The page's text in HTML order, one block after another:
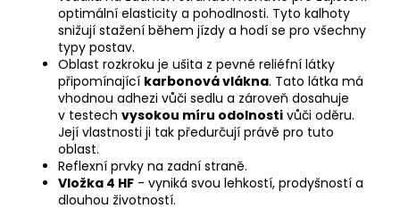
optimální elasticity a pohodlnosti. Tyto kalhoty
snižují stažení během jízdy a hodí se pro všechny
typy postav.
Oblast rozkroku je ušita z pevné reliéfní látky
připomínající karbonová vlákna. Tato látka má
vhodnou adhezi vůči sedlu a zároveň dosahuje
v testech vysokou míru odolnosti vůči oděru.
Její vlastnosti ji tak předurčují právě pro tuto
oblast.
Reflexní prvky na zadní straně.
Vložka 4 HF - vyniká svou lehkostí, prodyšností a
dlouhou životností.